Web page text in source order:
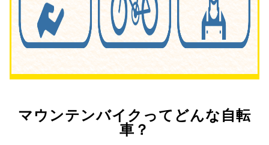
マウンテンバイクってどんな自転
車？